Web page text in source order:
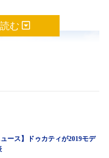
む
ュース】ドゥカティが2019モデ